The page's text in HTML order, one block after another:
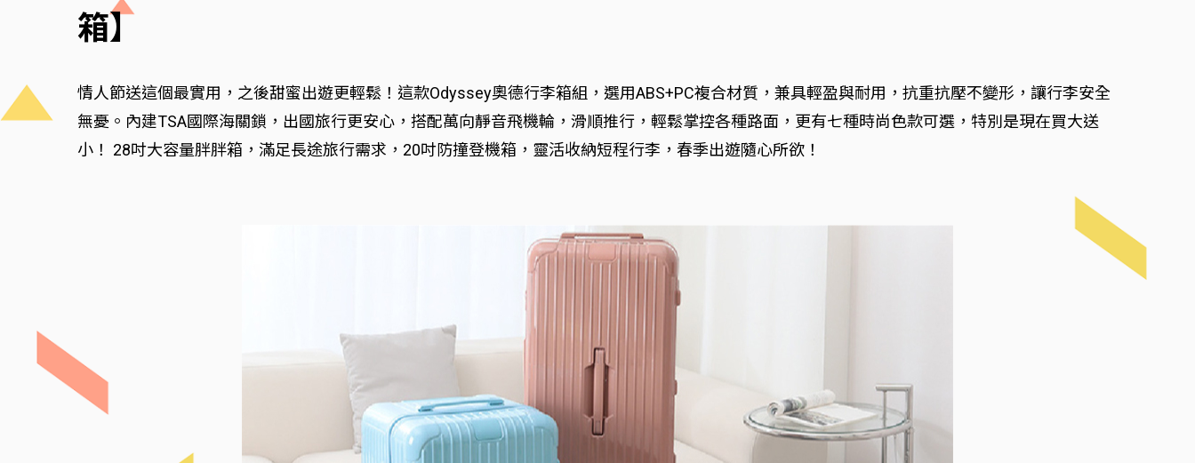
箱】
情人節送這個最實用，之後甜蜜出遊更輕鬆！這款Odyssey奧德行李箱組，選用ABS+PC複合材質，兼具輕盈與耐用，抗重抗壓不變形，讓行李安全
無憂。內建TSA國際海關鎖，出國旅行更安心，搭配萬向靜音飛機輪，滑順推行，輕鬆掌控各種路面，更有七種時尚色款可選，特別是現在買大送
小！ 28吋大容量胖胖箱，滿足長途旅行需求，20吋防撞登機箱，靈活收納短程行李，春季出遊隨心所欲！